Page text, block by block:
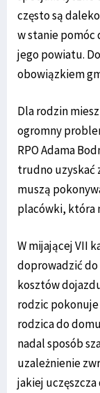
często są
w stanie pomóc
jego powiatu.
obowiązkiem
Dla rodzin
ogromny
RPO Adama
trudno uzyskać
muszą
placówki, która
W mijającej VII
doprowadzić
kosztów
rodzic
rodzica do
nadal sposób
uzależnienie
jakiej